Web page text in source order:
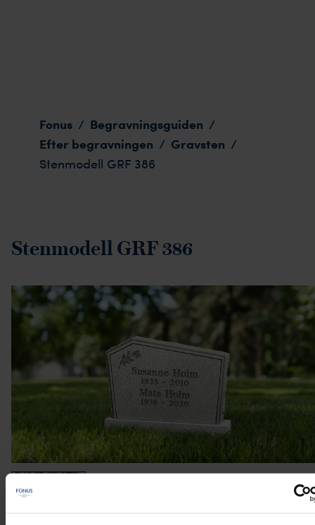
Fonus / Begravningsguiden /
Efter begravningen / Gravsten /
Stenmodell GRF 386
Stenmodell GRF 386